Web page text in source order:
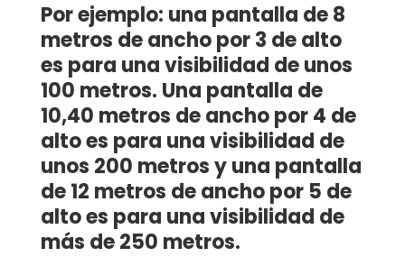
Por ejemplo: una pantalla de 8
metros de ancho por 3 de alto
es para una visibilidad de unos
100 metros. Una pantalla de
10,40 metros de ancho por 4 de
alto es para una visibilidad de
unos 200 metros y una pantalla
de 12 metros de ancho por 5 de
alto es para una visibilidad de
más de 250 metros.